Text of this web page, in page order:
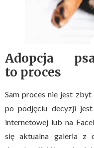
Adopcja
to proces
Sam proces nie jest
po podjęciu decyzji
internetowej lub na
się aktualna galeria z